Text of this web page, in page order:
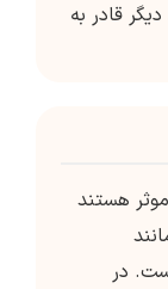
قادر به
هستند
در